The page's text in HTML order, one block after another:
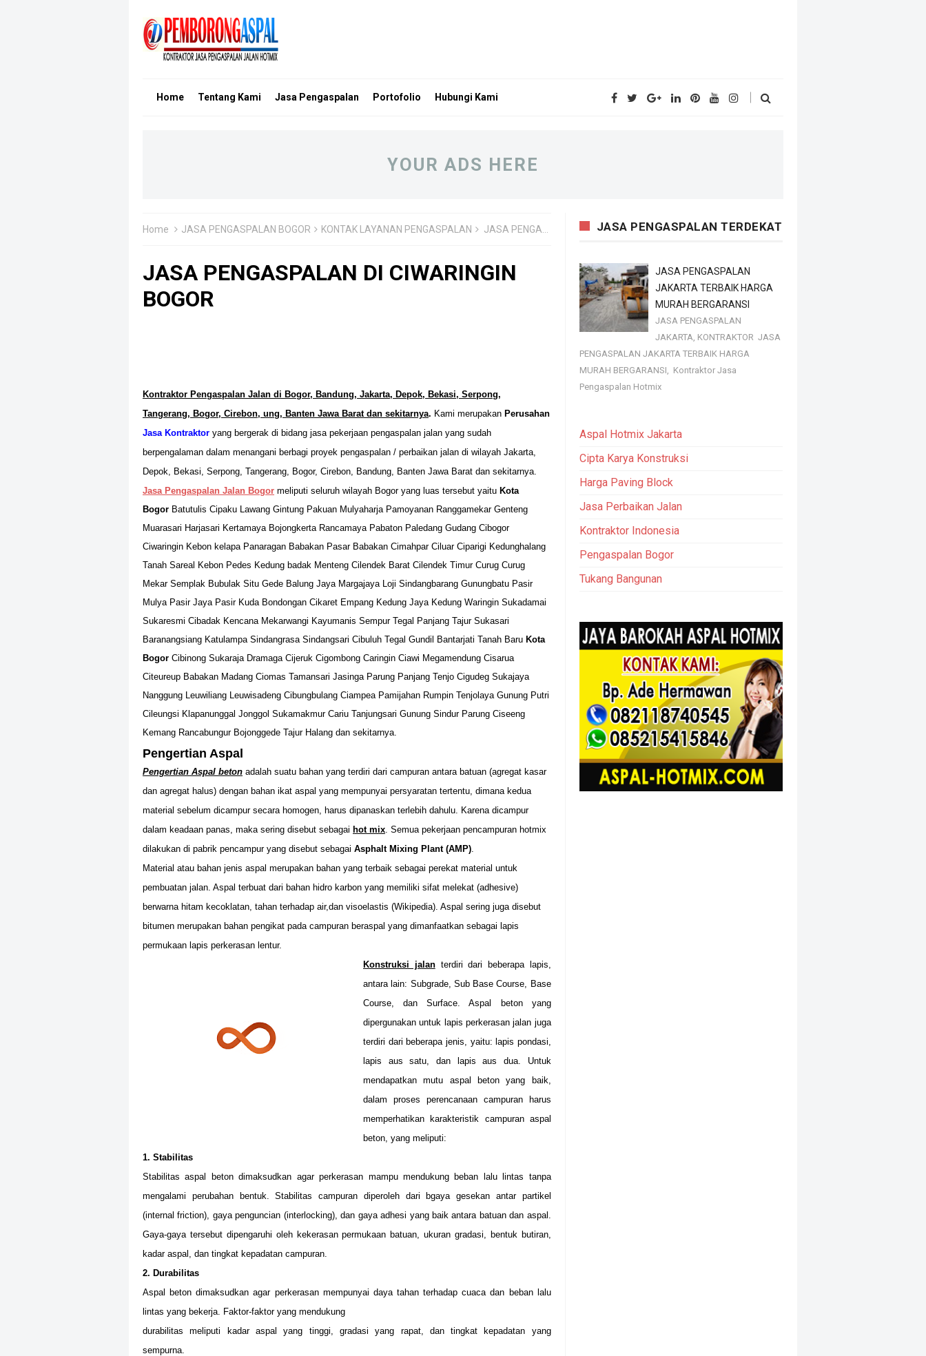
Home Tentang Kami Jasa Pengaspalan Portofolio Hubungi Kami
YOUR ADS HERE
Home JASA PENGASPALAN BOGOR KONTAK LAYANAN PENGASPALAN JASA PENGASPALAN DI CIWARINGIN BOGOR
JASA PENGASPALAN DI CIWARINGIN
BOGOR
Kontraktor Pengaspalan Jalan di Bogor, Bandung, Jakarta, Depok, Bekasi, Serpong,
Tangerang, Bogor, Cirebon, ung, Banten Jawa Barat dan sekitarnya. Kami merupakan Perusahan
Jasa Kontraktor yang bergerak di bidang jasa pekerjaan pengaspalan jalan yang sudah
berpengalaman dalam menangani berbagi proyek pengaspalan / perbaikan jalan di wilayah Jakarta,
Depok, Bekasi, Serpong, Tangerang, Bogor, Cirebon, Bandung, Banten Jawa Barat dan sekitarnya.
Jasa Pengaspalan Jalan Bogor meliputi seluruh wilayah Bogor yang luas tersebut yaitu Kota
Bogor Batutulis Cipaku Lawang Gintung Pakuan Mulyaharja Pamoyanan Ranggamekar Genteng
Muarasari Harjasari Kertamaya Bojongkerta Rancamaya Pabaton Paledang Gudang Cibogor
Ciwaringin Kebon kelapa Panaragan Babakan Pasar Babakan Cimahpar Ciluar Ciparigi Kedunghalang
Tanah Sareal Kebon Pedes Kedung badak Menteng Cilendek Barat Cilendek Timur Curug Curug
Mekar Semplak Bubulak Situ Gede Balung Jaya Margajaya Loji Sindangbarang Gunungbatu Pasir
Mulya Pasir Jaya Pasir Kuda Bondongan Cikaret Empang Kedung Jaya Kedung Waringin Sukadamai
Sukaresmi Cibadak Kencana Mekarwangi Kayumanis Sempur Tegal Panjang Tajur Sukasari
Baranangsiang Katulampa Sindangrasa Sindangsari Cibuluh Tegal Gundil Bantarjati Tanah Baru Kota
Bogor Cibinong Sukaraja Dramaga Cijeruk Cigombong Caringin Ciawi Megamendung Cisarua
Citeureup Babakan Madang Ciomas Tamansari Jasinga Parung Panjang Tenjo Cigudeg Sukajaya
Nanggung Leuwiliang Leuwisadeng Cibungbulang Ciampea Pamijahan Rumpin Tenjolaya Gunung Putri
Cileungsi Klapanunggal Jonggol Sukamakmur Cariu Tanjungsari Gunung Sindur Parung Ciseeng
Kemang Rancabungur Bojonggede Tajur Halang dan sekitarnya.
Pengertian Aspal
Pengertian Aspal beton adalah suatu bahan yang terdiri dari campuran antara batuan (agregat kasar
dan agregat halus) dengan bahan ikat aspal yang mempunyai persyaratan tertentu, dimana kedua
material sebelum dicampur secara homogen, harus dipanaskan terlebih dahulu. Karena dicampur
dalam keadaan panas, maka sering disebut sebagai hot mix. Semua pekerjaan pencampuran hotmix
dilakukan di pabrik pencampur yang disebut sebagai Asphalt Mixing Plant (AMP).
Material atau bahan jenis aspal merupakan bahan yang terbaik sebagai perekat material untuk
pembuatan jalan. Aspal terbuat dari bahan hidro karbon yang memiliki sifat melekat (adhesive)
berwarna hitam kecoklatan, tahan terhadap air,dan visoelastis (Wikipedia). Aspal sering juga disebut
bitumen merupakan bahan pengikat pada campuran beraspal yang dimanfaatkan sebagai lapis
permukaan lapis perkerasan lentur.
Konstruksi jalanterdiri dari beberapa lapis,
antara lain: Subgrade, Sub Base Course, Base
Course, dan Surface. Aspal beton yang
dipergunakan untuk lapis perkerasan jalan juga
terdiri dari beberapa jenis, yaitu: lapis pondasi,
lapis aus satu, dan lapis aus dua. Untuk
mendapatkan mutu aspal beton yang baik,
dalam proses perencanaan campuran harus
memperhatikan karakteristik campuran aspal
beton, yang meliputi:
1. Stabilitas
Stabilitas aspal beton dimaksudkan agar perkerasan mampu mendukung beban lalu lintas tanpa
mengalami perubahan bentuk. Stabilitas campuran diperoleh dari bgaya gesekan antar partikel
(internal friction), gaya penguncian (interlocking), dan gaya adhesi yang baik antara batuan dan aspal.
Gaya-gaya tersebut dipengaruhi oleh kekerasan permukaan batuan, ukuran gradasi, bentuk butiran,
kadar aspal, dan tingkat kepadatan campuran.
2. Durabilitas
Aspal beton dimaksudkan agar perkerasan mempunyai daya tahan terhadap cuaca dan beban lalu
lintas yang bekerja. Faktor-faktor yang mendukung
durabilitas meliputi kadar aspal yang tinggi, gradasi yang rapat, dan tingkat kepadatan yang
sempurna.
JASA PENGASPALAN TERDEKAT
JASA PENGASPALAN
JAKARTA TERBAIK HARGA
MURAH BERGARANSI
JASA PENGASPALAN
JAKARTA, KONTRAKTOR JASA
PENGASPALAN JAKARTA TERBAIK HARGA
MURAH BERGARANSI, Kontraktor Jasa
Pengaspalan Hotmix
Aspal Hotmix Jakarta
Cipta Karya Konstruksi
Harga Paving Block
Jasa Perbaikan Jalan
Kontraktor Indonesia
Pengaspalan Bogor
Tukang Bangunan